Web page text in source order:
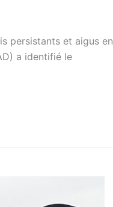
persistants et aigus en
a identifié le